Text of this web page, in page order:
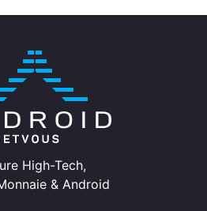
High-Tech,
& Android